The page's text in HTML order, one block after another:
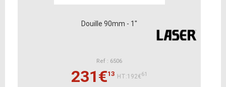
Douille 90mm - 1"
Ref : 6506
231€13 HT:192€61